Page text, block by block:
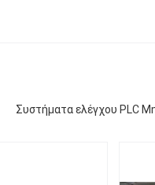
Συστήματα ελέγχου PLC